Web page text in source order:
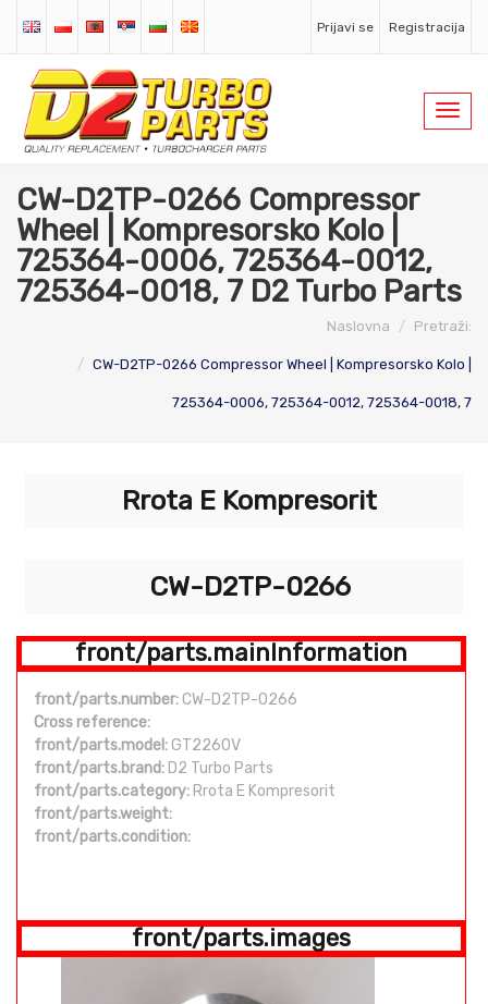
Prijavi se Registracija
CW-D2TP-0266 Compressor
Wheel | Kompresorsko Kolo |
725364-0006, 725364-0012,
725364-0018, 7 D2 Turbo Parts
Naslovna Pretraži:
CW-D2TP-0266 Compressor Wheel | Kompresorsko Kolo |
725364-0006, 725364-0012, 725364-0018, 7
Rrota E Kompresorit
CW-D2TP-0266
front/parts.mainInformation
front/parts.number: CW-D2TP-0266
Cross reference:
front/parts.model: GT2260V
front/parts.brand: D2 Turbo Parts
front/parts.category: Rrota E Kompresorit
front/parts.weight:
front/parts.condition:
front/parts.images